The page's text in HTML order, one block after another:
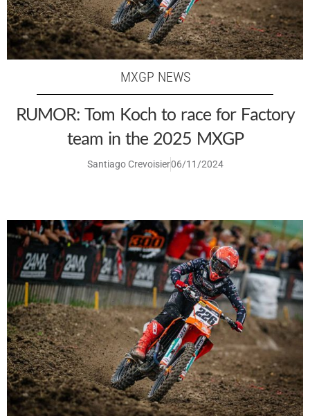
MXGP NEWS
RUMOR: Tom Koch to race for Factory
team in the 2025 MXGP
Santiago Crevoisier06/11/2024